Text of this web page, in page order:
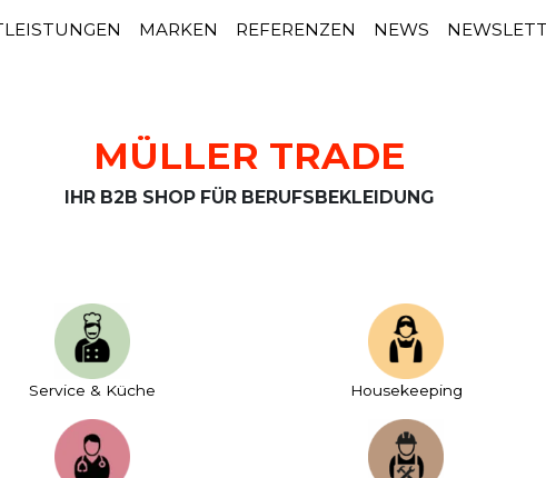
MARKEN REFERENZEN NEWS
MÜLLER TRADE
IHR B2B SHOP FÜR BERUFSBEKLEIDUNG
Service & Küche House­keeping